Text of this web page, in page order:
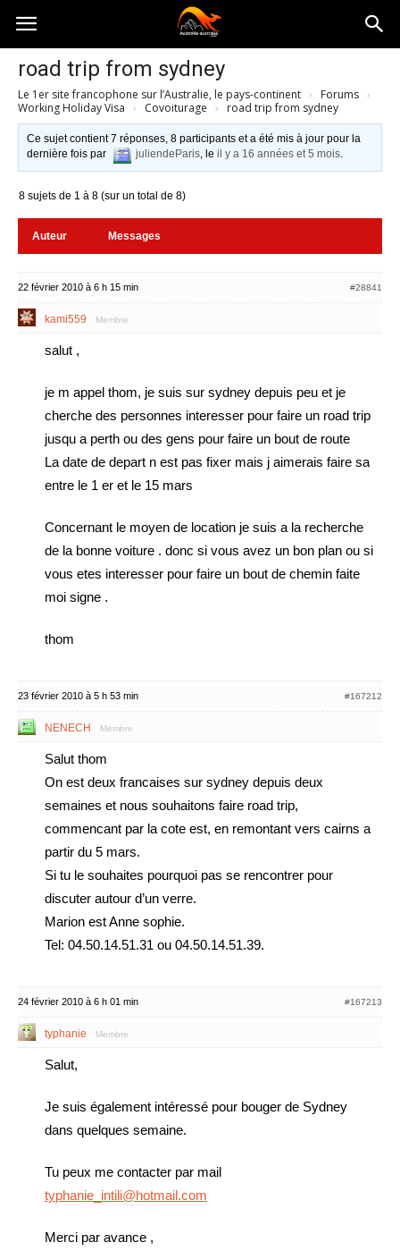
Australia-
australie.com
road trip from sydney
Le 1er site francophone sur l’Australie, le pays-continent › Forums ›
Working Holiday Visa › Covoiturage › road trip from sydney
Ce sujet contient 7 réponses, 8 participants et a été mis à jour pour la
dernière fois par
juliendeParis, leil y a 16 années et 5 mois.
8 sujets de 1 à 8 (sur un total de 8)
Auteur Messages
22 février 2010 à 6 h 15 min #28841
kami559 Membre
salut ,
je m appel thom, je suis sur sydney depuis peu et je
cherche des personnes interesser pour faire un road trip
jusqu a perth ou des gens pour faire un bout de route
La date de depart n est pas fixer mais j aimerais faire sa
entre le 1 er et le 15 mars
Concernant le moyen de location je suis a la recherche
de la bonne voiture . donc si vous avez un bon plan ou si
vous etes interesser pour faire un bout de chemin faite
moi signe .
thom
23 février 2010 à 5 h 53 min #167212
NENECH Membre
Salut thom
On est deux francaises sur sydney depuis deux
semaines et nous souhaitons faire road trip,
commencant par la cote est, en remontant vers cairns a
partir du 5 mars.
Si tu le souhaites pourquoi pas se rencontrer pour
discuter autour d’un verre.
Marion est Anne sophie.
Tel: 04.50.14.51.31 ou 04.50.14.51.39.
24 février 2010 à 6 h 01 min #167213
typhanie Membre
Salut,
Je suis également intéressé pour bouger de Sydney
dans quelques semaine.
Tu peux me contacter par mail
typhanie_intili@hotmail.com
Merci par avance ,